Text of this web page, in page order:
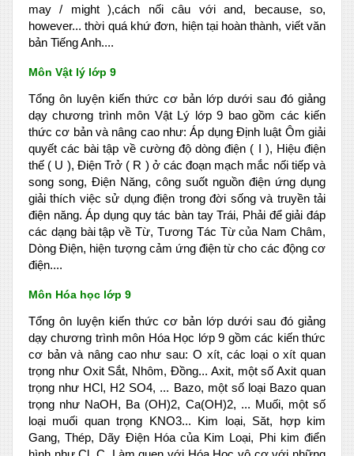
may / might ),cách nối câu với and, because, so,
however... thời quá khứ đơn, hiện tại hoàn thành, viết văn
bản Tiếng Anh....
Môn Vật lý lớp 9
Tổng ôn luyện kiến thức cơ bản lớp dưới sau đó giảng
dạy chương trình môn Vật Lý lớp 9 bao gồm các kiến
thức cơ bản và nâng cao như: Áp dụng Định luật Ôm giải
quyết các bài tập về cường độ dòng điện ( I ), Hiệu điện
thế ( U ), Điện Trở ( R ) ở các đoạn mạch mắc nối tiếp và
song song, Điện Năng, công suốt nguồn điện ứng dụng
giải thích việc sử dụng điện trong đời sống và truyền tải
điện năng. Áp dụng quy tác bàn tay Trái, Phải để giải đáp
các dạng bài tập về Từ, Tương Tác Từ của Nam Châm,
Dòng Điện, hiện tượng cảm ứng điện từ cho các động cơ
điện....
Môn Hóa học lớp 9
Tổng ôn luyện kiến thức cơ bản lớp dưới sau đó giảng
dạy chương trình môn Hóa Học lớp 9 gồm các kiến thức
cơ bản và nâng cao như sau: O xít, các loại o xít quan
trọng như Oxit Sắt, Nhôm, Đồng... Axit, một số Axit quan
trọng như HCl, H2 SO4, ... Bazo, một số loại Bazo quan
trọng như NaOH, Ba (OH)2, Ca(OH)2, ... Muối, một số
loại muối quan trọng KNO3... Kim loại, Săt, hợp kim
Gang, Thép, Dãy Điện Hóa của Kim Loại, Phi kim điển